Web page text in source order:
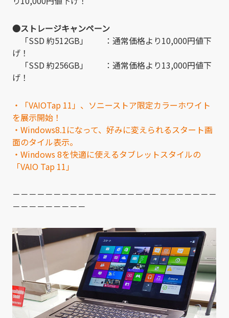
●ストレージキャンペーン
「SSD 約512GB」 ：通常価格より10,000円値下
げ！
「SSD 約256GB」 ：通常価格より13,000円値下
げ！
・「VAIOTap 11」、ソニーストア限定カラーホワイト
を展示開始！
・Windows8.1になって、好みに変えられるスタート画
面のタイル表示。
・Windows 8を快適に使えるタブレットスタイルの
「VAIO Tap 11」
－－－－－－－－－－－－－－－－－－－－－－－－－
－－－－－－－－－